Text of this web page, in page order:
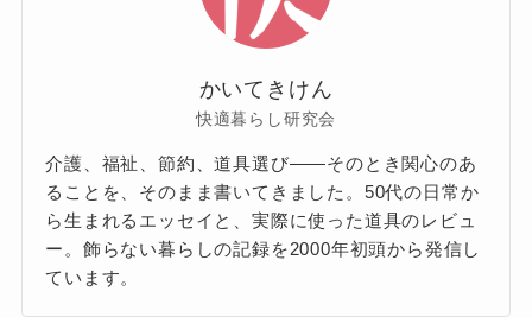
かいてきけん
快適暮らし研究会
介護、福祉、節約、道具選び——そのとき関心のあ
ることを、そのまま書いてきました。50代の日常か
ら生まれるエッセイと、実際に使った道具のレビュ
ー。飾らない暮らしの記録を2000年初頭から発信し
ています。